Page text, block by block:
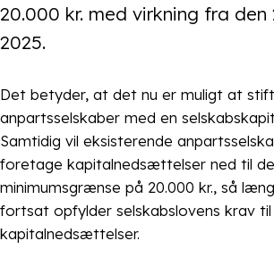
20.000 kr. med virkning fra den
2025.
Det betyder, at det nu er muligt at
anpartsselskaber med en
Samtidig vil eksisterende
foretage kapitalnedsættelser ned til
minimumsgrænse på 20.000 kr., så
fortsat opfylder selskabslovens krav til
kapitalnedsættelser.